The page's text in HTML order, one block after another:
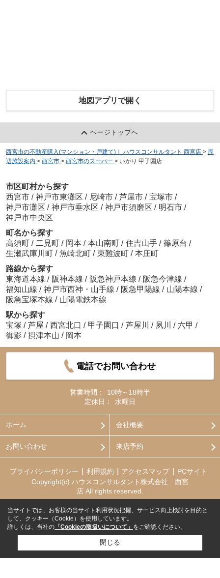
地図アプリで開く
ページトップへ
西宮市の不動産購入(マンション・戸建て)｜ ハウスコンサルタント 西宮店 > 周
辺施設案内 > 西宮市 > 西宮市のスーパー > いかり 甲子園店
市区町村から探す
西宮市 / 神戸市東灘区 / 尼崎市 / 芦屋市 / 宝塚市 /
神戸市灘区 / 神戸市垂水区 / 神戸市須磨区 / 明石市 /
神戸市中央区
町名から探す
高須町 / 二見町 / 岡本 / 本山南町 / 住吉山手 / 篠原台 /
生瀬武庫川町 / 魚崎北町 / 東難波町 / 本庄町
路線から探す
東海道本線 / 阪神本線 / 阪急神戸本線 / 阪急今津線 /
福知山線 / 神戸市西神・山手線 / 阪急甲陽線 / 山陽本線 /
阪急宝塚本線 / 山陽電鉄本線
駅から探す
宝塚 / 芦屋 / 西宮北口 / 甲子園口 / 芦屋川 / 夙川 / 六甲 /
御影 / 摂津本山 / 岡本
電話でお問い合わせ
営業時間：
10時～18時半
定休日：
水曜日
ホーム 会社概要
お問い合わせ 来店予約
プライバシーポリシー 利用規約 アクセスマップ
PCサイト
Copyright(c) ハウスコンサルタント株式会社 西宮
店 All rights reserved.
当サイトでは、お客様の当サイト利用状況把握、サービス向上検討を目的と
して、クッキー（Cookie）を使用しています。
詳しくは、当社の 「Cookieの取扱いについて」 をご確認ください。
閉じる